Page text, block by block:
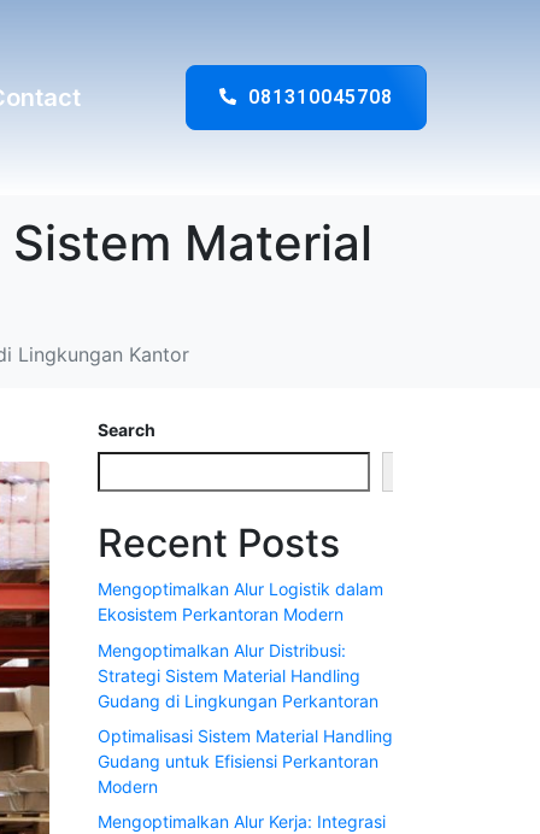
081310045708
Material
Lingkungan Kantor
Search
Recent Posts
Mengoptimalkan Alur Logistik dalam
Ekosistem Perkantoran Modern
Mengoptimalkan Alur Distribusi:
Strategi Sistem Material Handling
Gudang di Lingkungan Perkantoran
Optimalisasi Sistem Material Handling
Gudang untuk Efisiensi Perkantoran
Modern
Mengoptimalkan Alur Kerja: Integrasi